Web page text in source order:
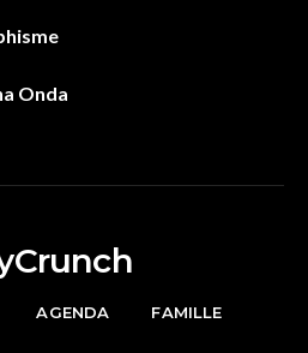
Onda
AGENDA
FAMILLE